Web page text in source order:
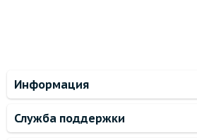
Информация
Служба поддержки